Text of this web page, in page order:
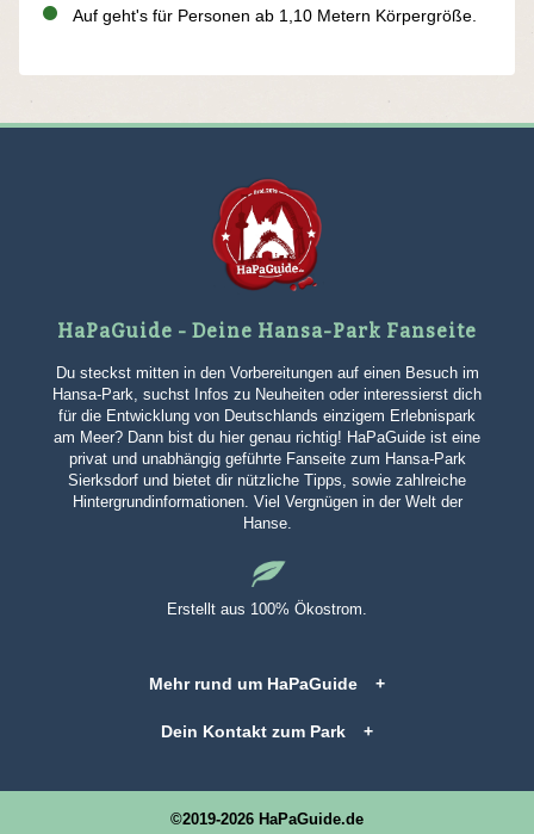
Auf geht's für Personen ab 1,10 Metern Körpergröße.
HaPaGuide - Deine Hansa-Park Fanseite
Du steckst mitten in den Vorbereitungen auf einen Besuch im
Hansa-Park, suchst Infos zu Neuheiten oder interessierst dich
für die Entwicklung von Deutschlands einzigem Erlebnispark
am Meer? Dann bist du hier genau richtig! HaPaGuide ist eine
privat und unabhängig geführte Fanseite zum Hansa-Park
Sierksdorf und bietet dir nützliche Tipps, sowie zahlreiche
Hintergrundinformationen. Viel Vergnügen in der Welt der
Hanse.
Erstellt aus 100% Ökostrom.
Mehr rund um HaPaGuide
Dein Kontakt zum Park
©2019-2026 HaPaGuide.de